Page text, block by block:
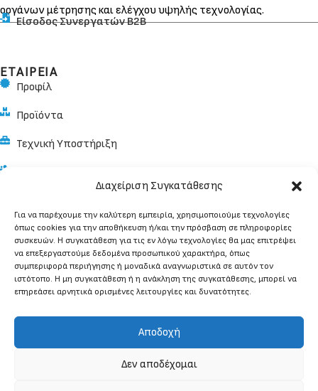
Διαχείριση Συγκατάθεσης
Για να παρέχουμε την καλύτερη εμπειρία, χρησιμοποιούμε τεχνολογίες
όπως cookies για την αποθήκευση ή/και την πρόσβαση σε πληροφορίες
συσκευών. Η συγκατάθεση για τις εν λόγω τεχνολογίες θα μας επιτρέψει
να επεξεργαστούμε δεδομένα προσωπικού χαρακτήρα, όπως
συμπεριφορά περιήγησης ή μοναδικά αναγνωριστικά σε αυτόν τον
ιστότοπο. Η μη συγκατάθεση ή η ανάκληση της συγκατάθεσης, μπορεί να
επηρεάσει αρνητικά ορισμένες λειτουργίες και δυνατότητες.
Αποδοχή
Δεν αποδέχομαι
οργάνων μέτρησης και ελέγχου υψηλής τεχνολογίας.
Είσοδος Συνεργατών Β2Β
ΕΤΑΙΡΕΙΑ
Προφίλ
Προϊόντα
Τεχνική Υποστήριξη
ΠΛΗΡΟΦΟΡΙΕΣ
Κέντρο Γνώσης
Μέθοδοι Πληρωμής & Αποστολής
Κατάσταση Παραγγελίας